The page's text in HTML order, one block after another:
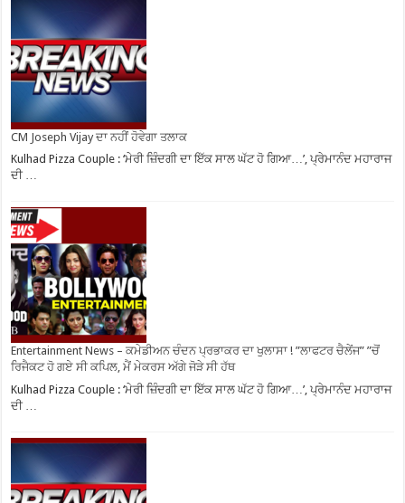
CM Joseph Vijay ਦਾ ਨਹੀਂ ਹੋਵੇਗਾ ਤਲਾਕ
Kulhad Pizza Couple : ‘ਮੇਰੀ ਜ਼ਿੰਦਗੀ ਦਾ ਇੱਕ ਸਾਲ ਘੱਟ ਹੋ ਗਿਆ…’, ਪ੍ਰੇਮਾਨੰਦ ਮਹਾਰਾਜ
ਦੀ …
Entertainment News – ਕਮੇਡੀਅਨ ਚੰਦਨ ਪ੍ਰਭਾਕਰ ਦਾ ਖੁਲਾਸਾ ! ”ਲਾਫਟਰ ਚੈਲੇਂਜ” ”ਚੋਂ
ਰਿਜੈਕਟ ਹੋ ਗਏ ਸੀ ਕਪਿਲ, ਮੈਂ ਮੇਕਰਸ ਅੱਗੇ ਜੋੜੇ ਸੀ ਹੱਥ
Kulhad Pizza Couple : ‘ਮੇਰੀ ਜ਼ਿੰਦਗੀ ਦਾ ਇੱਕ ਸਾਲ ਘੱਟ ਹੋ ਗਿਆ…’, ਪ੍ਰੇਮਾਨੰਦ ਮਹਾਰਾਜ
ਦੀ …